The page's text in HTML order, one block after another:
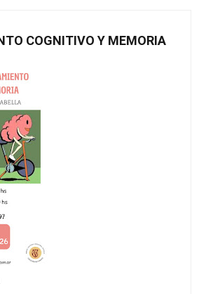
COGNITIVO Y MEMORIA